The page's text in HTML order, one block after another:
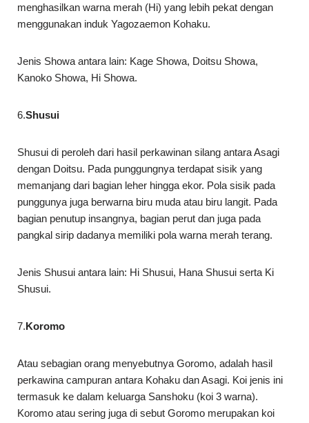
menghasilkan warna merah (Hi) yang lebih pekat dengan
menggunakan induk Yagozaemon Kohaku.
Jenis Showa antara lain: Kage Showa, Doitsu Showa,
Kanoko Showa, Hi Showa.
6.Shusui
Shusui di peroleh dari hasil perkawinan silang antara Asagi
dengan Doitsu. Pada punggungnya terdapat sisik yang
memanjang dari bagian leher hingga ekor. Pola sisik pada
punggunya juga berwarna biru muda atau biru langit. Pada
bagian penutup insangnya, bagian perut dan juga pada
pangkal sirip dadanya memiliki pola warna merah terang.
Jenis Shusui antara lain: Hi Shusui, Hana Shusui serta Ki
Shusui.
7.Koromo
Atau sebagian orang menyebutnya Goromo, adalah hasil
perkawina campuran antara Kohaku dan Asagi. Koi jenis ini
termasuk ke dalam keluarga Sanshoku (koi 3 warna).
Koromo atau sering juga di sebut Goromo merupakan koi